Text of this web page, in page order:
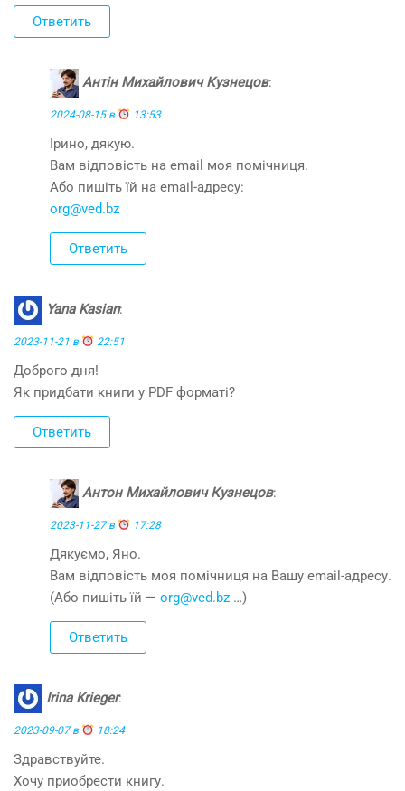
Ответить
Антін Михайлович Кузнецов:
2024-08-15 в 13:53
Ірино, дякую.
Вам відповість на email моя помічниця.
Або пишіть їй на email-адресу:
org@ved.bz
Ответить
Yana Kasian:
2023-11-21 в 22:51
Доброго дня!
Як придбати книги у PDF форматі?
Ответить
Антон Михайлович Кузнецов:
2023-11-27 в 17:28
Дякуємо, Яно.
Вам відповість моя помічниця на Вашу email-адресу.
(Або пишіть їй — org@ved.bz …)
Ответить
Irina Krieger:
2023-09-07 в 18:24
Здравствуйте.
Хочу приобрести книгу.